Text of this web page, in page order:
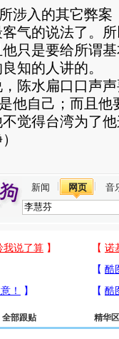
涉入的其它弊
气的说法了。
只是要给所谓
知的人讲的。
水扁口口声声
他自己；而且
觉得台湾为了
新闻 网页 音
全部跟贴 精华区